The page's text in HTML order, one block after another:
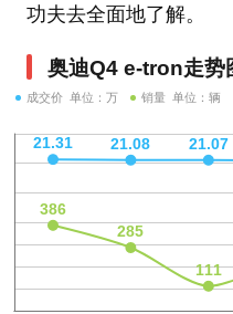
功夫去全面地了解。
奥迪Q4 e-tron走势
成交价 单位：万 销量 单位：辆